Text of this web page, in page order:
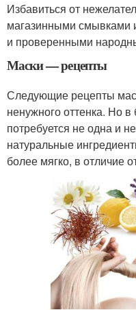
Избавиться от
магазинными
и проверенными
Маски — рецепты
Следующие рецепты
ненужного оттенка. Но
потребуется не одна и
натуральные
более мягко, в отличие